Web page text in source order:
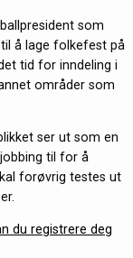
som
å lage folkefest på
tid for inndeling i
områder som
ser ut som en
til for å
forøvrig testes ut
du registrere deg